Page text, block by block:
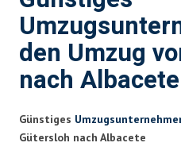
den Umzug
nach Albacete
Günstiges
Gütersloh nach Albacete